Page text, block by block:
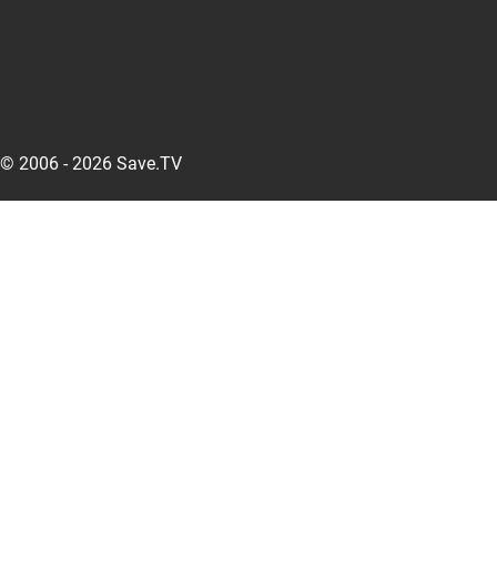
© 2006 - 2026 Save.TV